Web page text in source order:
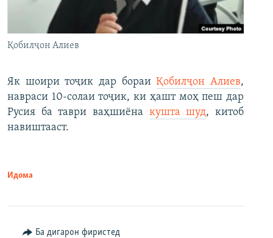
Қобилҷон Алиев
Як шоири тоҷик дар бораиҚобилҷон Алиев,
навраси 10-солаи тоҷик, ки ҳашт моҳ пеш дар
Русия ба таври ваҳшиёна кушта шуд, китоб
навиштааст.
Идома
Ба дигарон фиристед